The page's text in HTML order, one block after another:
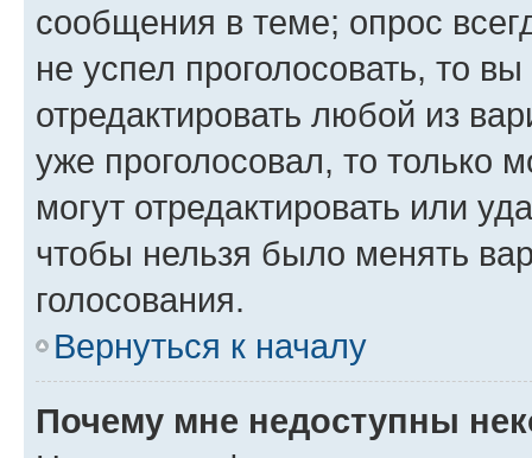
сообщения в теме; опрос
не успел проголосовать, то
отредактировать любой из
уже проголосовал, то только
могут отредактировать или
чтобы нельзя было менять
голосования.
Вернуться к началу
Почему мне недоступны